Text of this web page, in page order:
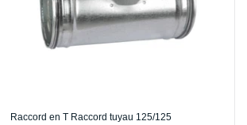
Raccord en T Raccord tuyau 125/125